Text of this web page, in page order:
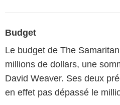
Budget
Le budget de The
millions de dollars, une
David Weaver. Ses deux
en effet pas dépassé le